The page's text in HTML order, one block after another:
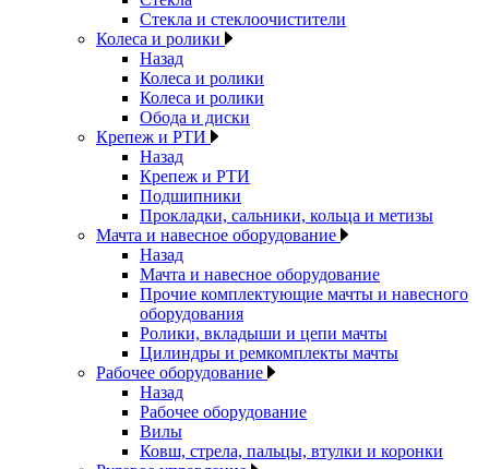
Стекла и стеклоочистители
Колеса и ролики
Назад
Колеса и ролики
Колеса и ролики
Обода и диски
Крепеж и РТИ
Назад
Крепеж и РТИ
Подшипники
Прокладки, сальники, кольца и метизы
Мачта и навесное оборудование
Назад
Мачта и навесное оборудование
Прочие комплектующие мачты и навесного
оборудования
Ролики, вкладыши и цепи мачты
Цилиндры и ремкомплекты мачты
Рабочее оборудование
Назад
Рабочее оборудование
Вилы
Ковш, стрела, пальцы, втулки и коронки